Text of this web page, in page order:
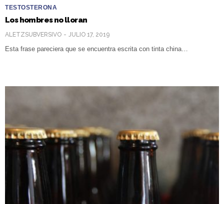
TESTOSTERONA
Los hombres no lloran
ALETZSUBVERSIVO JULIO 17, 2019
Esta frase pareciera que se encuentra escrita con tinta china…